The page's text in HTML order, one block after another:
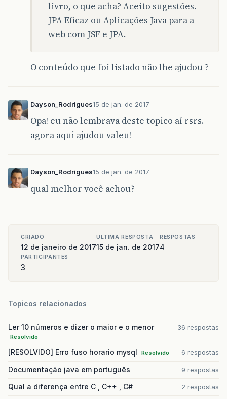
livro, o que acha? Aceito sugestões.
JPA Eficaz ou Aplicações Java para a
web com JSF e JPA.
O conteúdo que foi listado não lhe ajudou ?
Dayson_Rodrigues15 de jan. de 2017
Opa! eu não lembrava deste topico aí rsrs.
agora aqui ajudou valeu!
Dayson_Rodrigues15 de jan. de 2017
qual melhor você achou?
CRIADO
12 de janeiro de 2017
ULTIMA RESPOSTA
15 de jan. de 2017
RESPOSTAS
4
PARTICIPANTES
3
Topicos relacionados
Ler 10 números e dizer o maior e o menor
Resolvido
36 respostas
[RESOLVIDO] Erro fuso horario mysql Resolvido 6 respostas
Documentação java em português 9 respostas
Qual a diferença entre C , C++ , C# 2 respostas